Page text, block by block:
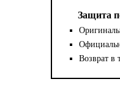
Защита
Возврат в